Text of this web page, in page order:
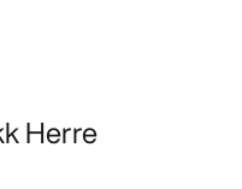
Herre